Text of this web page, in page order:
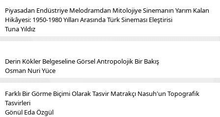
Piyasadan Endüstriye Melodramdan Mitolojiye Sinemanın Yarım Kalan
Hikâyesi: 1950-1980 Yılları Arasında Türk Sineması Eleştirisi
Tuna Yıldız
Derin Kökler Belgeseline Görsel Antropolojik Bir Bakış
Osman Nuri Yüce
Farklı Bir Görme Biçimi Olarak Tasvir Matrakçı Nasuh'un Topografik
Tasvirleri
Gönül Eda Özgül